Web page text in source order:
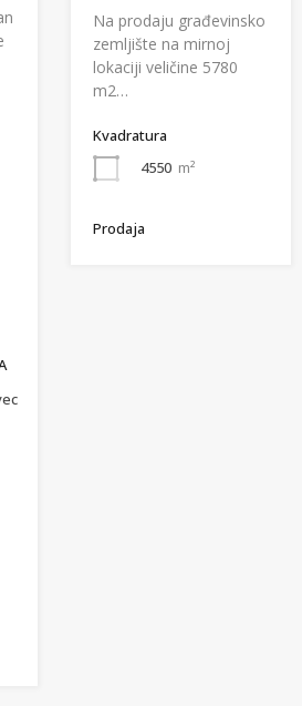
Na prodaju građevinsko
zemljište na mirnoj
lokaciji veličine 5780
m2…
Kvadratura
4550 m²
Prodaja